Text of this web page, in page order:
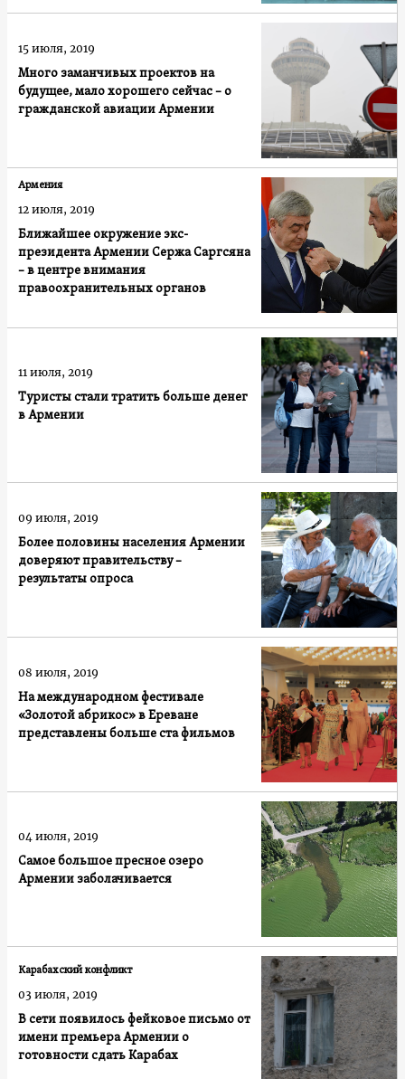
Много заманчивых проектов на
будущее, мало хорошего сейчас – о
гражданской авиации Армении
15 июля, 2019
Ближайшее окружение экс-
президента Армении Сержа Саргсяна
– в центре внимания
правоохранительных органов
Армения
12 июля, 2019
Туристы стали тратить больше денег
в Армении
11 июля, 2019
Более половины населения Армении
доверяют правительству –
результаты опроса
09 июля, 2019
На международном фестивале
«Золотой абрикос» в Ереване
представлены больше ста фильмов
08 июля, 2019
Самое большое пресное озеро
Армении заболачивается
04 июля, 2019
В сети появилось фейковое письмо от
имени премьера Армении о
готовности сдать Карабах
Карабахский конфликт
03 июля, 2019